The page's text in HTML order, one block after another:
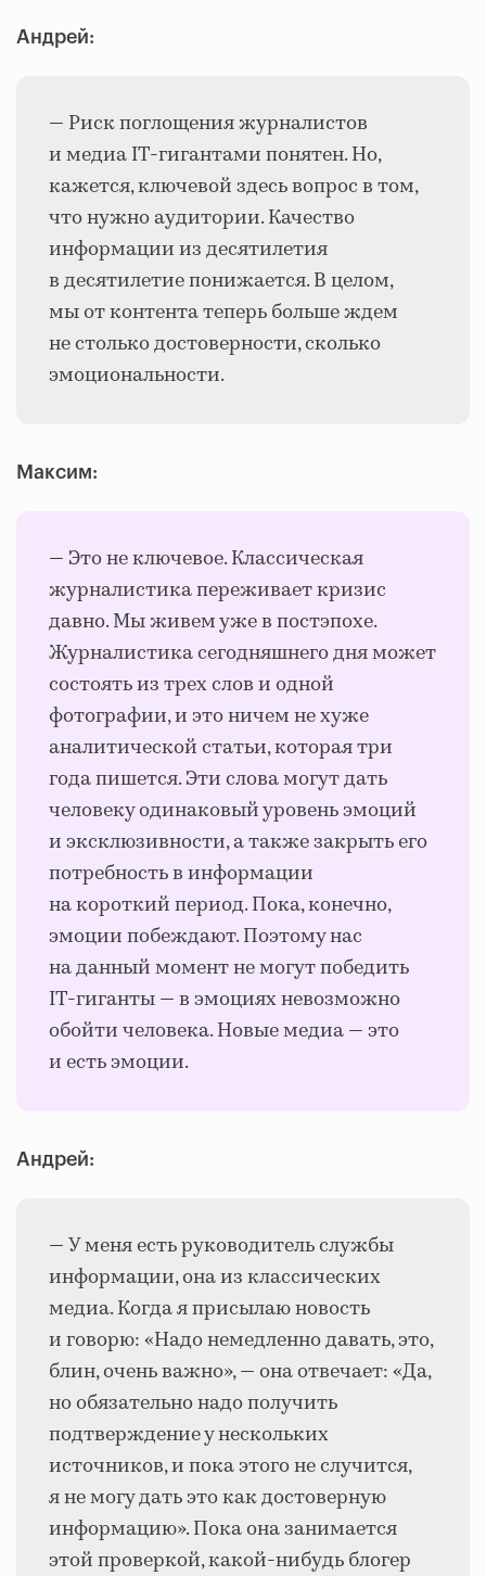
Андрей:
— Риск поглощения журналистов
и медиа IT-гигантами понятен. Но,
кажется, ключевой здесь вопрос в том,
что нужно аудитории. Качество
информации из десятилетия
в десятилетие понижается. В целом,
мы от контента теперь больше ждем
не столько достоверности, сколько
эмоциональности.
Максим:
— Это не ключевое. Классическая
журналистика переживает кризис
давно. Мы живем уже в постэпохе.
Журналистика сегодняшнего дня может
состоять из трех слов и одной
фотографии, и это ничем не хуже
аналитической статьи, которая три
года пишется. Эти слова могут дать
человеку одинаковый уровень эмоций
и эксклюзивности, а также закрыть его
потребность в информации
на короткий период. Пока, конечно,
эмоции побеждают. Поэтому нас
на данный момент не могут победить
IT-гиганты — в эмоциях невозможно
обойти человека. Новые медиа — это
и есть эмоции.
Андрей:
— У меня есть руководитель службы
информации, она из классических
медиа. Когда я присылаю новость
и говорю: «Надо немедленно давать, это,
блин, очень важно», — она отвечает: «Да,
но обязательно надо получить
подтверждение у нескольких
источников, и пока этого не случится,
я не могу дать это как достоверную
информацию». Пока она занимается
этой проверкой, какой-нибудь блогер